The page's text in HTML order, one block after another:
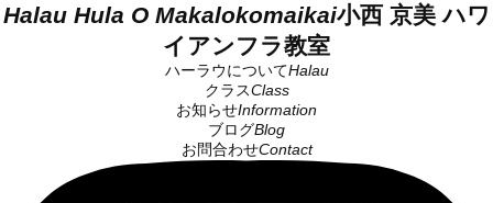
Halau Hula O Makalokomaikai小西 京美 ハワ
イアンフラ教室
ハーラウについてHalau
クラスClass
お知らせInformation
ブログBlog
お問合わせContact